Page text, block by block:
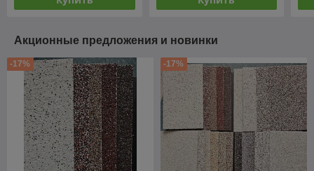
Акционные предложения и новинки
-17% -17%